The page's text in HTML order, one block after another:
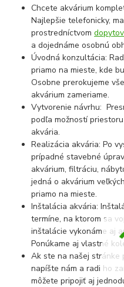
Chcete akvárium
Najlepšie telefonicky,
prostredníctvom
a dojednáme osobnú
Úvodná konzultácia:
priamo na mieste, kde
Osobne prerokujeme
akvárium zameriame.
Vytvorenie návrhu:
podľa možností
akvária.
Realizácia akvária: Po
prípadné stavebné
akvárium, filtráciu,
jedná o akvárium
priamo na mieste.
Inštalácia akvária:
termíne, na ktorom sa
inštalácie vykonáme aj
Ponúkame aj vlastné
Ak ste na našej stránke
napíšte nám a radi ho
môžete pripojiť aj